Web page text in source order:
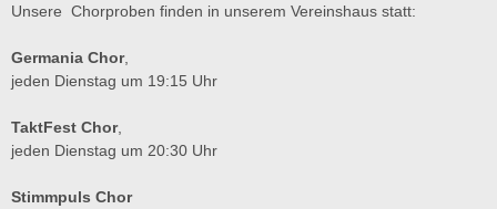
Unsere Chorproben finden in unserem Vereinshaus statt:
Germania Chor,
jeden Dienstag um 19:15 Uhr
TaktFest Chor,
jeden Dienstag um 20:30 Uhr
Stimmpuls Chor